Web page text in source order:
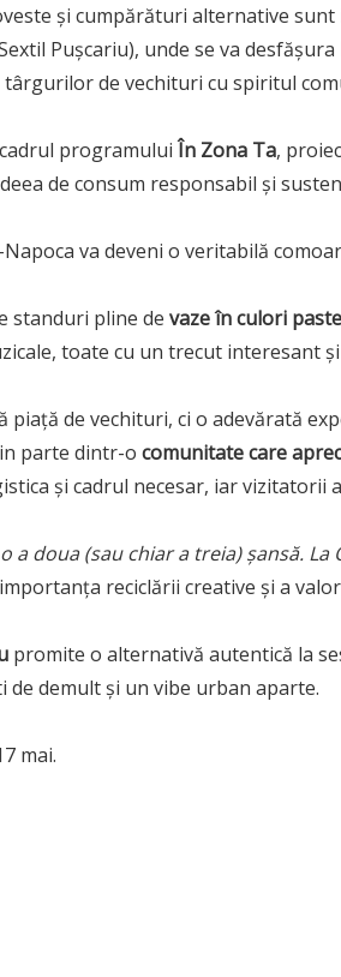
și cumpărături alternative
Pușcariu), unde se va desfășura
de vechituri cu spiritul
programuluiÎn Zona Ta,
de consum responsabil și
va deveni o veritabilă
standuri pline de vaze în culori
toate cu un trecut interesant
piață de vechituri, ci o adevărată
parte dintr-o comunitate care
și cadrul necesar, iar vizitatorii
a doua (sau chiar a treia) șansă.
reciclării creative și a
promite o alternativă autentică la
demult și un vibe urban aparte.
mai.